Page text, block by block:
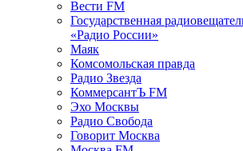
Вести FM
Государственная
«Радио России»
Маяк
Комсомольская правда
Радио Звезда
КоммерсантЪ FM
Эхо Москвы
Радио Свобода
Говорит Москва